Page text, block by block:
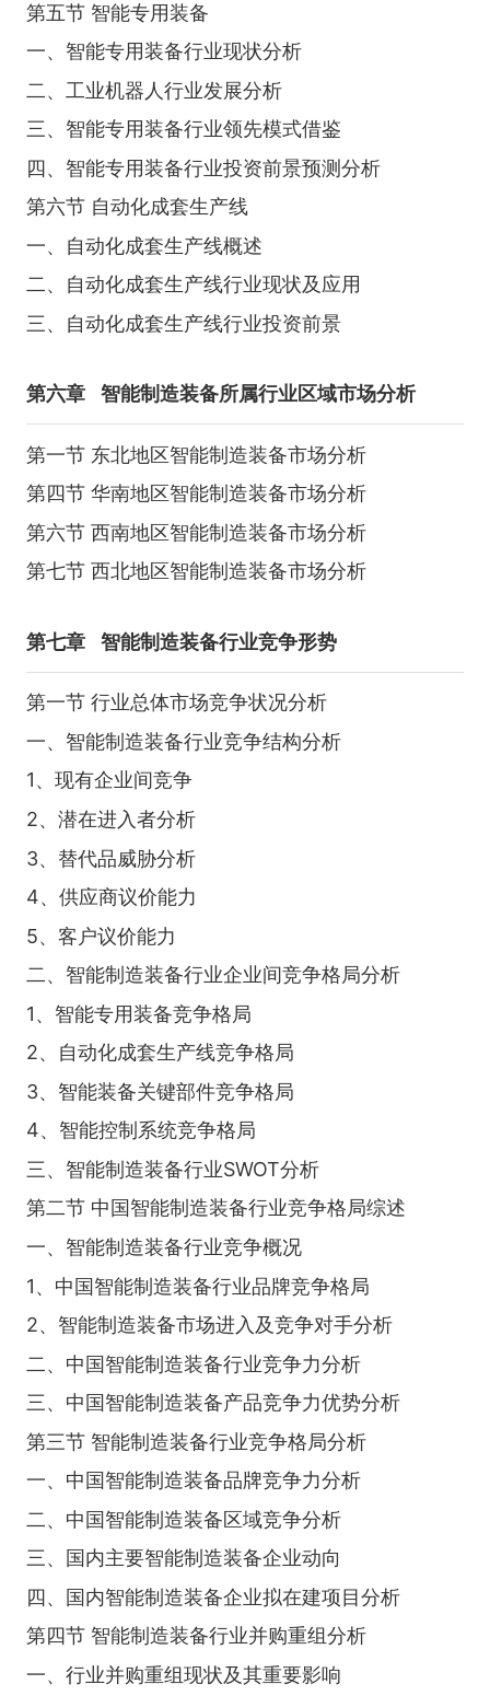
第五节 智能专用装备
一、智能专用装备行业现状分析
二、工业机器人行业发展分析
三、智能专用装备行业领先模式借鉴
四、智能专用装备行业投资前景预测分析
第六节 自动化成套生产线
一、自动化成套生产线概述
二、自动化成套生产线行业现状及应用
三、自动化成套生产线行业投资前景
第六章 智能制造装备所属行业区域市场分析
第一节 东北地区智能制造装备市场分析
第四节 华南地区智能制造装备市场分析
第六节 西南地区智能制造装备市场分析
第七节 西北地区智能制造装备市场分析
第七章 智能制造装备行业竞争形势
第一节 行业总体市场竞争状况分析
一、智能制造装备行业竞争结构分析
1、现有企业间竞争
2、潜在进入者分析
3、替代品威胁分析
4、供应商议价能力
5、客户议价能力
二、智能制造装备行业企业间竞争格局分析
1、智能专用装备竞争格局
2、自动化成套生产线竞争格局
3、智能装备关键部件竞争格局
4、智能控制系统竞争格局
三、智能制造装备行业SWOT分析
第二节 中国智能制造装备行业竞争格局综述
一、智能制造装备行业竞争概况
1、中国智能制造装备行业品牌竞争格局
2、智能制造装备市场进入及竞争对手分析
二、中国智能制造装备行业竞争力分析
三、中国智能制造装备产品竞争力优势分析
第三节 智能制造装备行业竞争格局分析
一、中国智能制造装备品牌竞争力分析
二、中国智能制造装备区域竞争分析
三、国内主要智能制造装备企业动向
四、国内智能制造装备企业拟在建项目分析
第四节 智能制造装备行业并购重组分析
一、行业并购重组现状及其重要影响